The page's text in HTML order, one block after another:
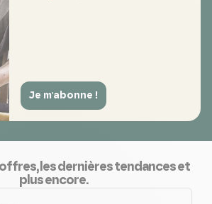
Je m'abonne !
les dernières tendances et
plus encore.